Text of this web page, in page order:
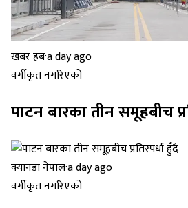
खबर हब·a day ago
वर्गीकृत नगरिएको
पाटन बारका तीन समूहबीच
क्यानडा नेपाल·a day ago
वर्गीकृत नगरिएको